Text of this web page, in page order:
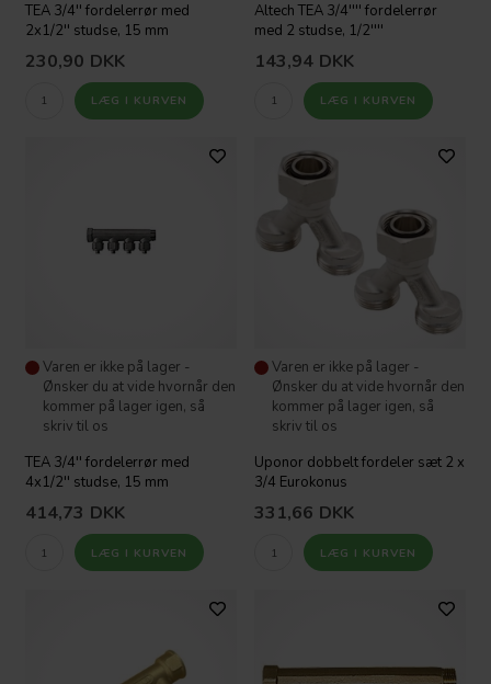
TEA 3/4'' fordelerrør med
2x1/2'' studse, 15 mm
230,90 DKK
Altech TEA 3/4'''' fordelerrør
med 2 studse, 1/2''''
143,94 DKK
Varen er ikke på lager -
Ønsker du at vide hvornår den
kommer på lager igen, så
skriv til os
TEA 3/4'' fordelerrør med
4x1/2'' studse, 15 mm
414,73 DKK
Varen er ikke på lager -
Ønsker du at vide hvornår den
kommer på lager igen, så
skriv til os
Uponor dobbelt fordeler sæt 2 x
3/4 Eurokonus
331,66 DKK